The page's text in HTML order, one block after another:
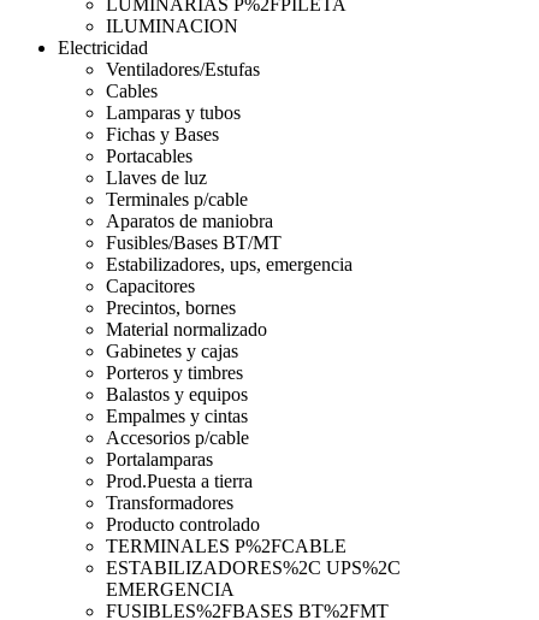
LUMINARIAS P%2FPILETA
ILUMINACION
Electricidad
Ventiladores/Estufas
Cables
Lamparas y tubos
Fichas y Bases
Portacables
Llaves de luz
Terminales p/cable
Aparatos de maniobra
Fusibles/Bases BT/MT
Estabilizadores, ups, emergencia
Capacitores
Precintos, bornes
Material normalizado
Gabinetes y cajas
Porteros y timbres
Balastos y equipos
Empalmes y cintas
Accesorios p/cable
Portalamparas
Prod.Puesta a tierra
Transformadores
Producto controlado
TERMINALES P%2FCABLE
ESTABILIZADORES%2C UPS%2C
EMERGENCIA
FUSIBLES%2FBASES BT%2FMT